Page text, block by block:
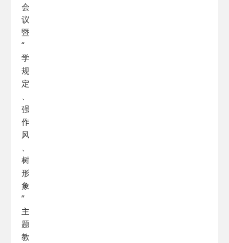
会
议
暨
“
学
规
定
、
强
作
风
、
树
形
象
”
主
题
教